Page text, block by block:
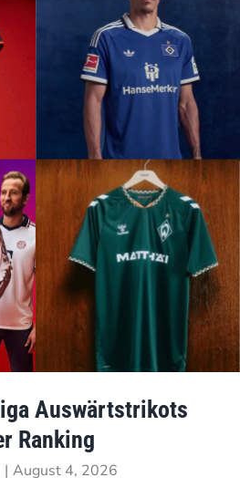
Auswärtstrikots
Ranking
| August 4, 2026